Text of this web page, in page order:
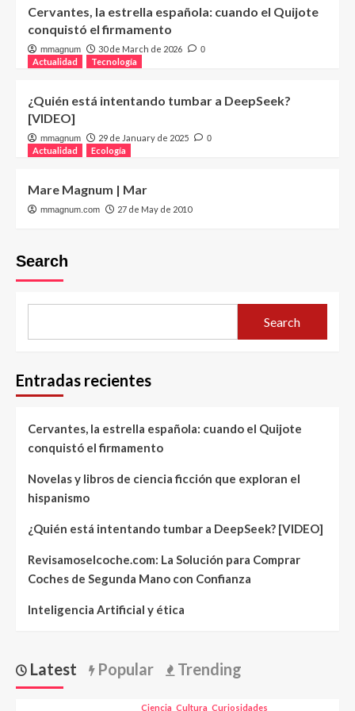
Cervantes, la estrella española: cuando el Quijote
conquistó el firmamento
mmagnum 30 de March de 2026 0
Actualidad Tecnología
¿Quién está intentando tumbar a DeepSeek?
[VIDEO]
mmagnum 29 de January de 2025 0
Actualidad Ecología
Mare Magnum | Mar
mmagnum.com 27 de May de 2010
Search
Search
Entradas recientes
Cervantes, la estrella española: cuando el Quijote
conquistó el firmamento
Novelas y libros de ciencia ficción que exploran el
hispanismo
¿Quién está intentando tumbar a DeepSeek? [VIDEO]
Revisamoselcoche.com: La Solución para Comprar
Coches de Segunda Mano con Confianza
Inteligencia Artificial y ética
Latest Popular Trending
Ciencia Cultura Curiosidades